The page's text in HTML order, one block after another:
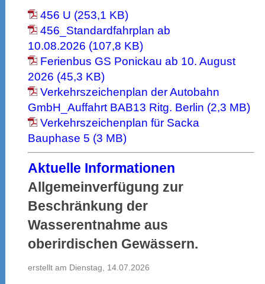
456 U (253,1 KB)
456_Standardfahrplan ab
10.08.2026 (107,8 KB)
Ferienbus GS Ponickau ab 10. August
2026 (45,3 KB)
Verkehrszeichenplan der Autobahn
GmbH_Auffahrt BAB13 Ritg. Berlin (2,3 MB)
Verkehrszeichenplan für Sacka
Bauphase 5 (3 MB)
Aktuelle Informationen
Allgemeinverfügung zur
Beschränkung der
Wasserentnahme aus
oberirdischen Gewässern.
erstellt am Dienstag, 14.07.2026